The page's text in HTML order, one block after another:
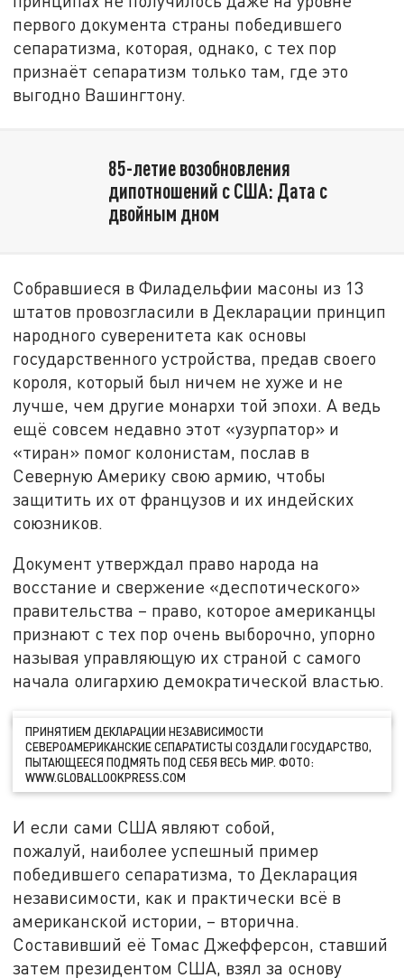
первого документа страны победившего
сепаратизма, которая, однако, с тех пор
признаёт сепаратизм только там, где это
выгодно Вашингтону.
85-летие возобновления
дипотношений с США: Дата с
двойным дном
Собравшиеся в Филадельфии масоны из 13
штатов провозгласили в Декларации принцип
народного суверенитета как основы
государственного устройства, предав своего
короля, который был ничем не хуже и не
лучше, чем другие монархи той эпохи. А ведь
ещё совсем недавно этот «узурпатор» и
«тиран» помог колонистам, послав в
Северную Америку свою армию, чтобы
защитить их от французов и их индейских
союзников.
Документ утверждал право народа на
восстание и свержение «деспотического»
правительства – право, которое американцы
признают с тех пор очень выборочно, упорно
называя управляющую их страной с самого
начала олигархию демократической властью.
ПРИНЯТИЕМ ДЕКЛАРАЦИИ НЕЗАВИСИМОСТИ
СЕВЕРОАМЕРИКАНСКИЕ СЕПАРАТИСТЫ СОЗДАЛИ ГОСУДАРСТВО,
ПЫТАЮЩЕЕСЯ ПОДМЯТЬ ПОД СЕБЯ ВЕСЬ МИР. ФОТО:
WWW.GLOBALLOOKPRESS.COM
И если сами США являют собой,
пожалуй, наиболее успешный пример
победившего сепаратизма, то Декларация
независимости, как и практически всё в
американской истории, – вторична.
Составивший её Томас Джефферсон, ставший
затем президентом США, взял за основу